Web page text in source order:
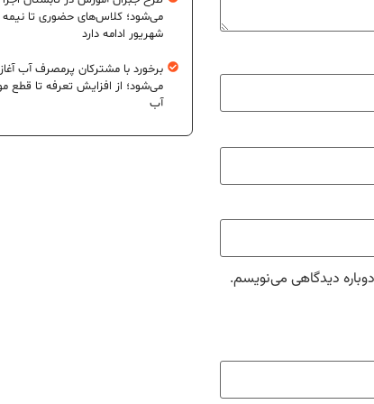
دیدگاهی می‌نویسم.
می‌شود؛ کلاس‌های حضوری تا نیمه
شهریور ادامه دارد
برخورد با مشترکان پرمصرف آب آغاز
می‌شود؛ از افزایش تعرفه تا قطع
آب